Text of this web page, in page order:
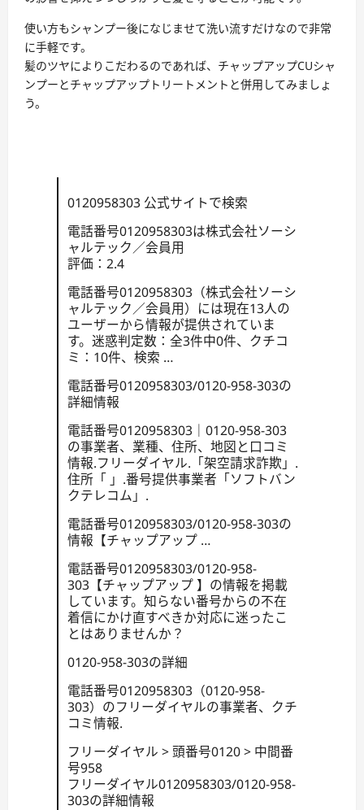
使い方もシャンプー後になじませて洗い流すだけなので非常
に手軽です。
髪のツヤによりこだわるのであれば、チャップアップCUシャ
ンプーとチャップアップトリートメントと併用してみましょ
う。
0120958303 公式サイトで検索
電話番号0120958303は株式会社ソーシ
ャルテック／会員用
評価：2.4
電話番号0120958303（株式会社ソーシ
ャルテック／会員用）には現在13人の
ユーザーから情報が提供されていま
す。迷惑判定数：全3件中0件、クチコ
ミ：10件、検索 …
電話番号0120958303/0120-958-303の
詳細情報
電話番号0120958303｜0120-958-303
の事業者、業種、住所、地図と口コミ
情報.フリーダイヤル.「架空請求詐欺」.
住所「 」.番号提供事業者「ソフトバン
クテレコム」.
電話番号0120958303/0120-958-303の
情報【チャップアップ …
電話番号0120958303/0120-958-
303【チャップアップ 】の情報を掲載
しています。知らない番号からの不在
着信にかけ直すべきか対応に迷ったこ
とはありませんか？
0120-958-303の詳細
電話番号0120958303（0120-958-
303）のフリーダイヤルの事業者、クチ
コミ情報.
フリーダイヤル > 頭番号0120 > 中間番
号958
フリーダイヤル0120958303/0120-958-
303の詳細情報